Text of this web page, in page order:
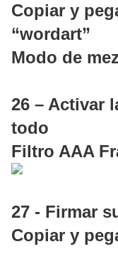
Copiar y
“wordart”
Modo de
26 – Activar
todo
Filtro AAA
27 - Firmar
Copiar y